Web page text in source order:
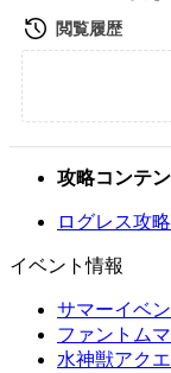
攻略コンテ
ログレス攻
イベント情報
サマーイベ
ファントム
水神獣アク